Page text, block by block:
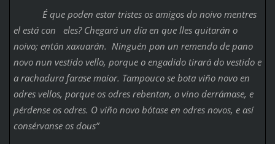
É que poden estar tristes os amigos do noivo mentres
el está con
eles? Chegará un día en que lles quitarán o
noivo; entón xaxuarán. Ninguén pon un remendo de pano
novo nun vestido vello, porque o engadido tirará do vestido e
a rachadura farase maior. Tampouco se bota viño novo en
odres vellos, porque os odres rebentan, o vino derrámase, e
pérdense os odres. O viño novo bótase en odres novos, e así
consérvanse os dous”